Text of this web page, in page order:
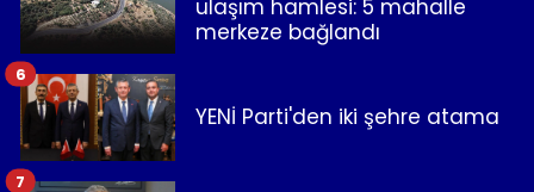
ulaşım hamlesi: 5 mahalle
merkeze bağlandı
YENİ Parti'den iki şehre atama
6
7